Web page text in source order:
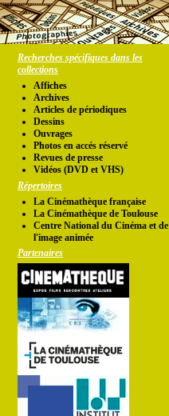
Recherches spécifiques dans les
collections
Affiches
Archives
Articles de périodiques
Dessins
Ouvrages
Photos en accés réservé
Revues de presse
Vidéos (DVD et VHS)
Répertoires
La Cinémathèque française
La Cinémathèque de Toulouse
Centre National du Cinéma et de
l'image animée
Partenaires